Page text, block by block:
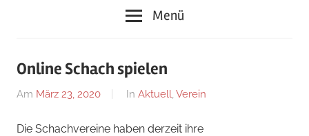
Menü
Online Schach spielen
Am März 23, 2020
Von
In Aktuell, Verein
Die Schachvereine haben derzeit ihre